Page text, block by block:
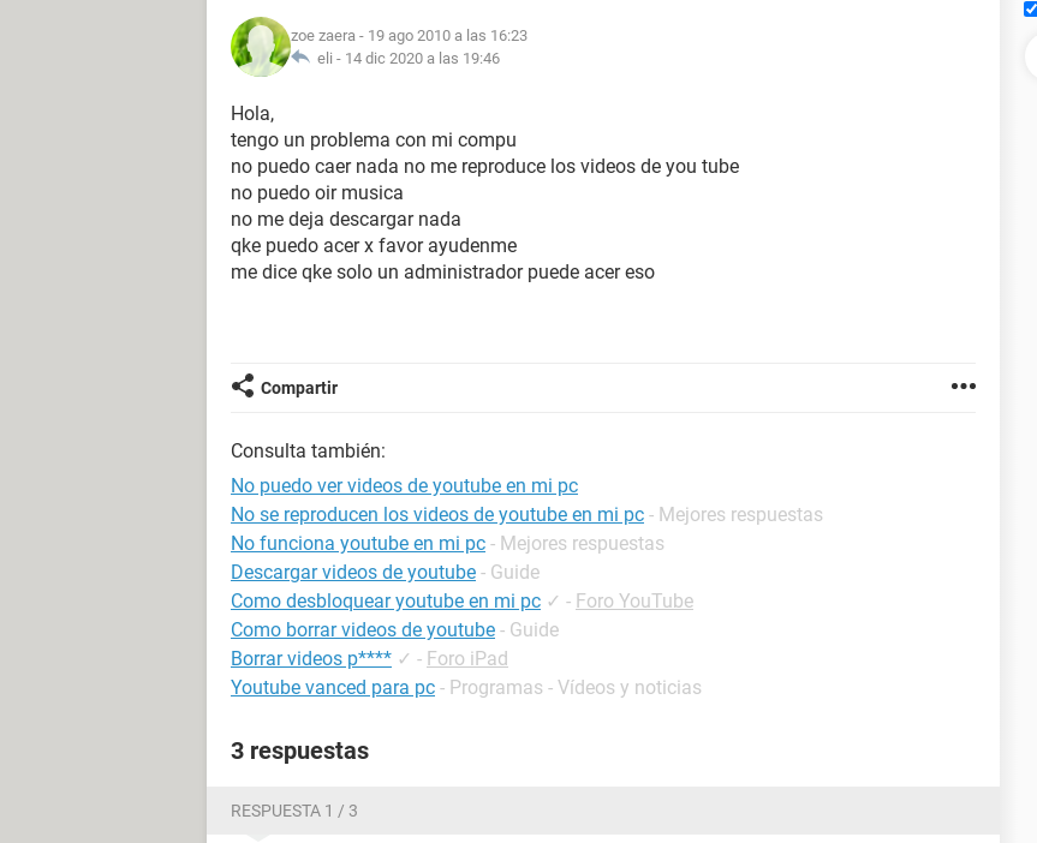
zoe zaera - 19 ago 2010 a las 16:23
eli - 14 dic 2020 a las 19:46
Hola,
tengo un problema con mi compu
no puedo caer nada no me reproduce los videos de you tube
no puedo oir musica
no me deja descargar nada
qke puedo acer x favor ayudenme
me dice qke solo un administrador puede acer eso
Compartir
Consulta también:
No puedo ver videos de youtube en mi pc
No se reproducen los videos de youtube en mi pc - Mejores respuestas
No funciona youtube en mi pc - Mejores respuestas
Descargar videos de youtube - Guide
Como desbloquear youtube en mi pc ✓ - Foro YouTube
Como borrar videos de youtube - Guide
Borrar videos p**** ✓ - Foro iPad
Youtube vanced para pc - Programas - Vídeos y noticias
3 respuestas
RESPUESTA 1 / 3